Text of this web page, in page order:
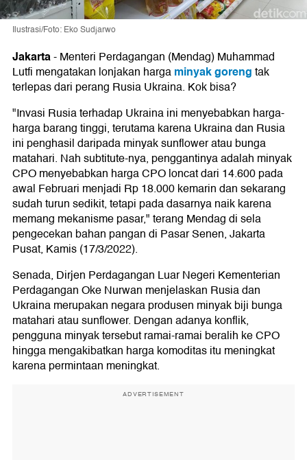
Ilustrasi/Foto: Eko Sudjarwo
Jakarta-Menteri Perdagangan (Mendag) Muhammad
Lutfi mengatakan lonjakan hargaminyak gorengtak
terlepas dari perang Rusia Ukraina. Kok bisa?
"Invasi Rusia terhadap Ukraina ini menyebabkan harga-
harga barang tinggi, terutama karena Ukraina dan Rusia
ini penghasil daripada minyak sunflower atau bunga
matahari. Nah subtitute-nya, penggantinya adalah minyak
CPO menyebabkan harga CPO loncat dari 14.600 pada
awal Februari menjadi Rp 18.000 kemarin dan sekarang
sudah turun sedikit, tetapi pada dasarnya naik karena
memang mekanisme pasar," terang Mendag di sela
pengecekan bahan pangan di Pasar Senen, Jakarta
Pusat, Kamis (17/3/2022).
Senada, Dirjen Perdagangan Luar Negeri Kementerian
Perdagangan Oke Nurwan menjelaskan Rusia dan
Ukraina merupakan negara produsen minyak biji bunga
matahari atau sunflower. Dengan adanya konflik,
pengguna minyak tersebut ramai-ramai beralih ke CPO
hingga mengakibatkan harga komoditas itu meningkat
karena permintaan meningkat.
ADVERTISEMENT